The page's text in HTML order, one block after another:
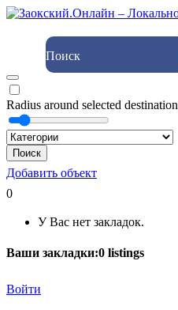
Поиск
Radius around selected destination
Поиск
Добавить объект
0
У Вас нет закладок.
Ваши закладки:0 listings
Войти